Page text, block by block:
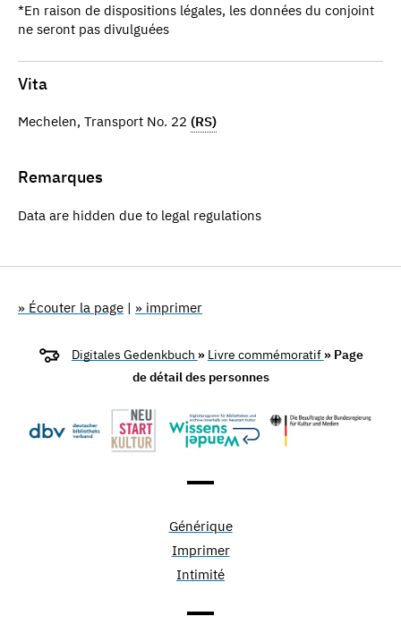
*En raison de dispositions légales, les données du conjoint
ne seront pas divulguées
Vita
Mechelen, Transport No. 22 (RS)
Remarques
Data are hidden due to legal regulations
» Écouter la page | » imprimer
Digitales Gedenkbuch » Livre commémoratif » Page
de détail des personnes
Générique
Imprimer
Intimité